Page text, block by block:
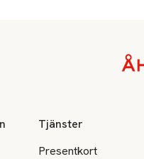
Tjänster
Presentkort